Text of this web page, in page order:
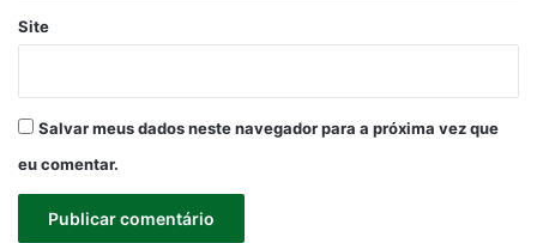
Site
Salvar meus dados neste navegador para a próxima vez que
eu comentar.